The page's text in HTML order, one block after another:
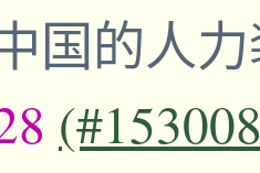
国的人